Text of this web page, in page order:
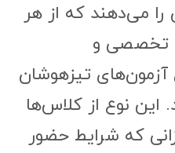
را می‌دهند که از هر
تخصصی و
تیزهوشان
نوع از کلاس‌ها
که شرایط حضور